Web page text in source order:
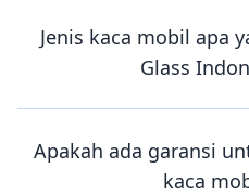
Jenis kaca mobil apa
Glass
Apakah ada garansi
kaca